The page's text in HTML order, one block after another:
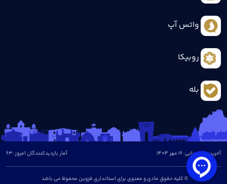
واتس آپ
روبیکا
بله
آخرین بروزرسانی: 16 مهر 1404
© کلیه حقوق مادی و معنوی برای استانداری قزوین محفوظ می باشد
آمار بازدیدکنندگان امروز :63